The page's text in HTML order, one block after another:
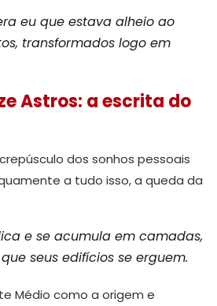
eu que estava alheio ao
transformados logo em
Astros: a escrita do
dos sonhos pessoais
a tudo isso, a queda da
e se acumula em camadas,
seus edifícios se erguem.
Médio como a origem e